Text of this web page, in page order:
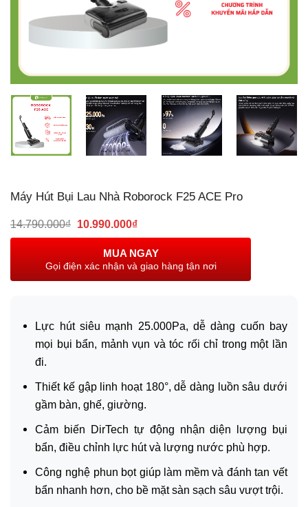
Máy Hút Bụi Lau Nhà Roborock F25 ACE Pro
14.790.000₫ Giá
14.790.000₫.
10.990.000₫Giá
là:
10.990.000₫.
MUA NGAY
Gọi điện xác nhận và giao hàng tận nơi
Lực hút siêu mạnh 25.000Pa, dễ dàng cuốn bay
mọi bụi bẩn, mảnh vụn và tóc rối chỉ trong một lần
đi.
Thiết kế gập linh hoạt 180°, dễ dàng luồn sâu dưới
gầm bàn, ghế, giường.
Cảm biến DirTech tự động nhận diện lượng bụi
bẩn, điều chỉnh lực hút và lượng nước phù hợp.
Công nghệ phun bọt giúp làm mềm và đánh tan vết
bẩn nhanh hơn, cho bề mặt sàn sạch sâu vượt trội.